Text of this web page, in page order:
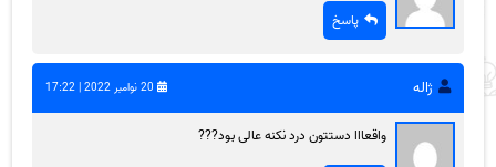
پاسخ
ژاله 20 نوامبر 2022 | 17:22
واقعااا دستتون درد نکنه عالی بود???